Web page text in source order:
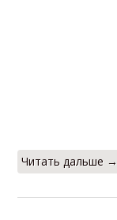
Читать дальше →